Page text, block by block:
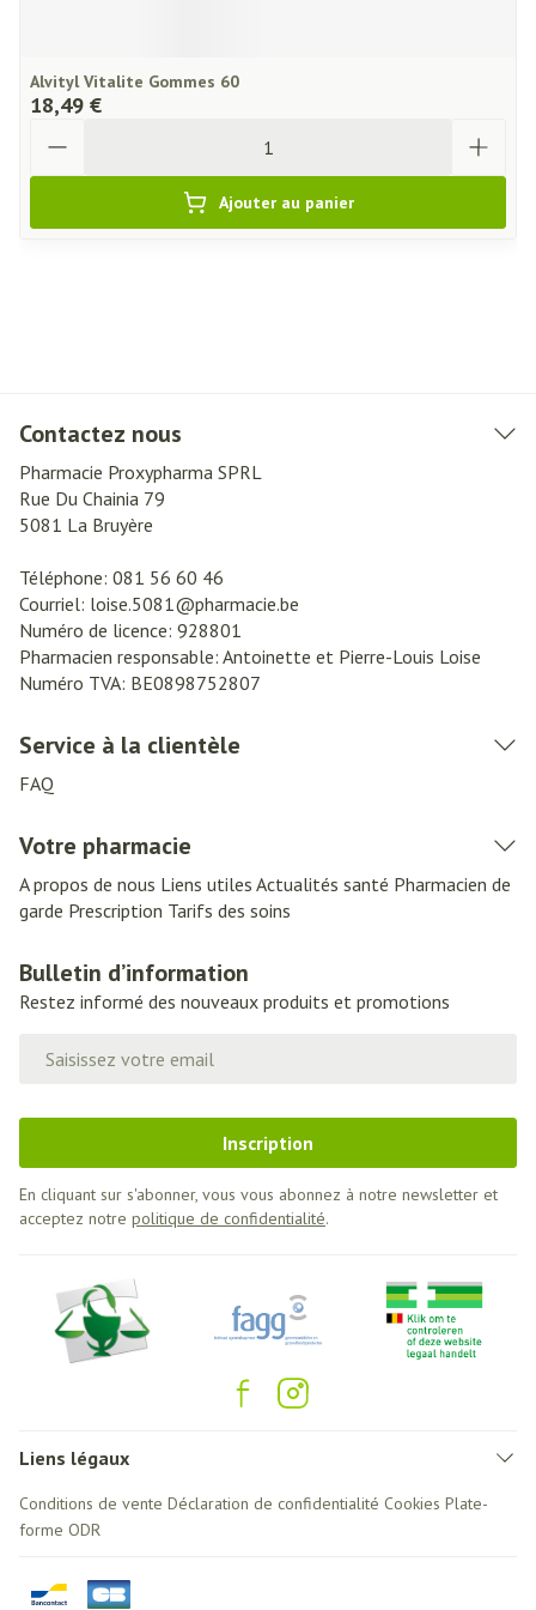
Alvityl Vitalite Gommes 60
18,49 €
Ajouter au panier
Contactez nous
Pharmacie Proxypharma SPRL
Rue Du Chainia 79
5081 La Bruyère
Téléphone: 081 56 60 46
Courriel: loise.5081@pharmacie.be
Numéro de licence: 928801
Pharmacien responsable: Antoinette et Pierre-Louis Loise
Numéro TVA: BE0898752807
Service à la clientèle
FAQ
Votre pharmacie
A propos de nous Liens utiles Actualités santé Pharmacien de
garde Prescription Tarifs des soins
Bulletin d’information
Restez informé des nouveaux produits et promotions
Inscription
En cliquant sur s'abonner, vous vous abonnez à notre newsletter et
acceptez notre politique de confidentialité.
Liens légaux
Conditions de vente Déclaration de confidentialité Cookies Plate-
forme ODR